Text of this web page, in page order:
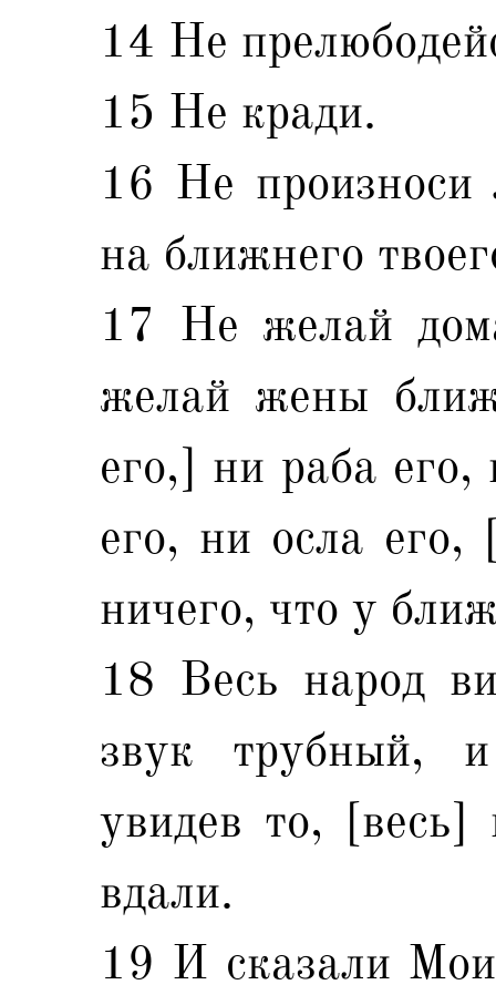
14 Не
15 Не кради.
16 Не произноси
на ближнего
17 Не желай
желай жены
его,] ни раба
его, ни осла его,
ничего, что у
18 Весь народ
звук трубный,
увидев то, [весь]
вдали.
19 И сказали